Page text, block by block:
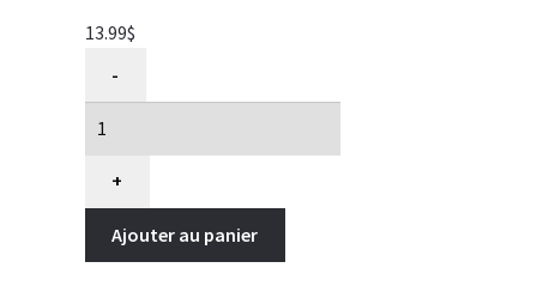
13.99$
Jouet
chat.
Agace-
Chat
-
+
Ajouter au panier